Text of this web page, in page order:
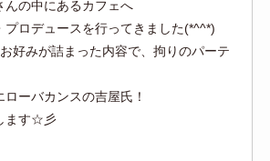
んの中にあるカフェへ
プロデュースを行ってきました(*^^*)
好みが詰まった内容で、拘りのパーテ
ーバカンスの吉屋氏！
ます☆彡